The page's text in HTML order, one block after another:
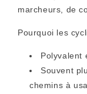
marcheurs, de
Pourquoi les
Polyvalent
Souvent
chemins à